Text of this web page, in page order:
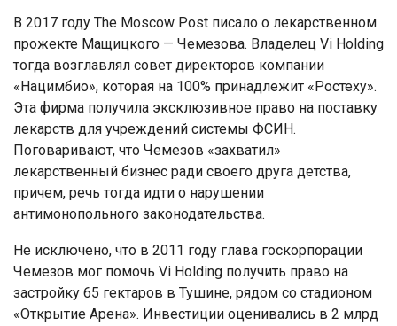
В 2017 году The Moscow Post писало о лекарственном
прожекте Мащицкого — Чемезова. Владелец Vi Holding
тогда возглавлял совет директоров компании
«Нацимбио», которая на 100% принадлежит «Ростеху».
Эта фирма получила эксклюзивное право на поставку
лекарств для учреждений системы ФСИН.
Поговаривают, что Чемезов «захватил»
лекарственный бизнес ради своего друга детства,
причем, речь тогда идти о нарушении
антимонопольного законодательства.
Не исключено, что в 2011 году глава госкорпорации
Чемезов мог помочь Vi Holding получить право на
застройку 65 гектаров в Тушине, рядом со стадионом
«Открытие Арена». Инвестиции оценивались в 2 млрд